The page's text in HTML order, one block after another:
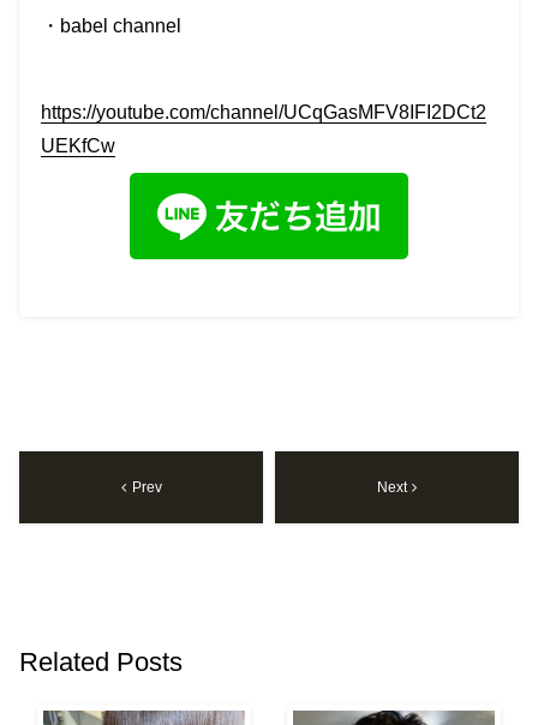
・ babel channel
https://youtube.com/channel/UCqGasMFV8IFI2DCt2
UEKfCw
Prev Next
Related Posts